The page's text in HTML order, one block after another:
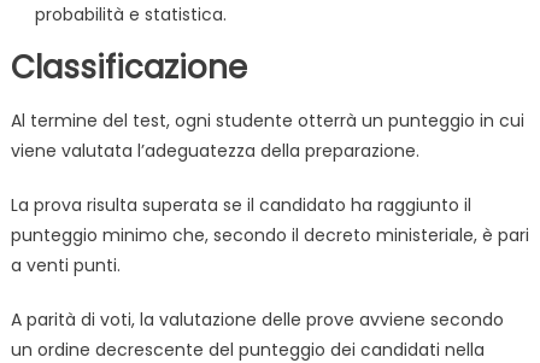
probabilità e statistica.
Classificazione
Al termine del test, ogni studente otterrà un punteggio in cui
viene valutata l’adeguatezza della preparazione.
La prova risulta superata se il candidato ha raggiunto il
punteggio minimo che, secondo il decreto ministeriale, è pari
a venti punti.
A parità di voti, la valutazione delle prove avviene secondo
un ordine decrescente del punteggio dei candidati nella